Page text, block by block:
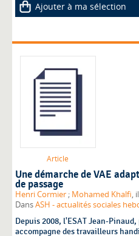
Ajouter à ma sélection
Article
Une démarche de VAE
de passage
Henri Cormier ; Mohamed Khalfi,
DansASH - actualités sociales
Depuis 2008, l'ESAT Jean-Pinaud,
accompagne des travailleurs